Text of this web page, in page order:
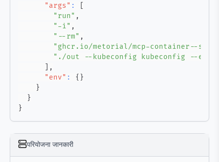
"args" :
"run" ,
"-i" ,
"--rm" ,
"ghcr.io/metorial/mcp-container--
"./out --kubeconfig kubeconfig --
,
"env" : { }
}
}
}
परियोजना जानकारी